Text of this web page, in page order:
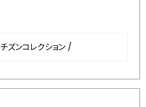
ズンコレクション /